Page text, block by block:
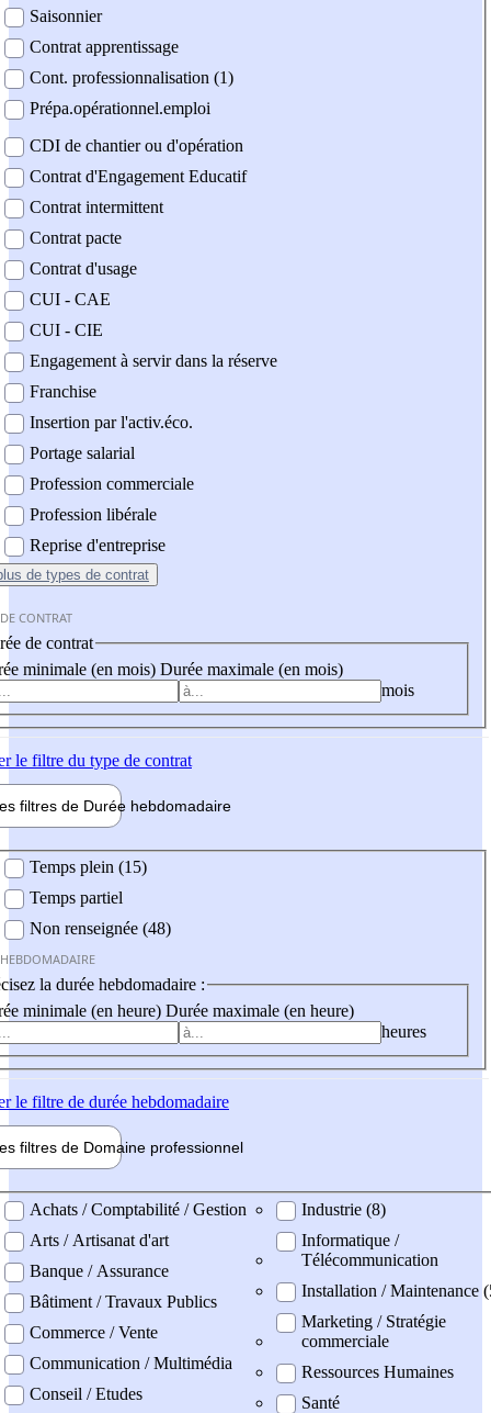
Saisonnier
Contrat apprentissage
Cont. professionnalisation (1)
Prépa.opérationnel.emploi
CDI de chantier ou d'opération
Contrat d'Engagement Educatif
Contrat intermittent
Contrat pacte
Contrat d'usage
CUI - CAE
CUI - CIE
Engagement à servir dans la réserve
Franchise
Insertion par l'activ.éco.
Portage salarial
Profession commerciale
Profession libérale
Reprise d'entreprise
de types de contrat
CONTRAT
de contrat
minimale (en mois) Durée maximale (en mois)
mois
le filtre du type de contrat
filtres de Durée hebdomadaire
Temps plein (15)
Temps partiel
Non renseignée (48)
la durée hebdomadaire :
minimale (en heure) Durée maximale (en heure)
heures
le filtre de durée hebdomadaire
filtres de Domaine professionnel
professionel
Achats / Comptabilité / Gestion
Arts / Artisanat d'art
Banque / Assurance
Bâtiment / Travaux Publics
Commerce / Vente
Communication / Multimédia
Conseil / Etudes
Industrie (8)
Informatique /
Télécommunication
Installation / Maintenance
Marketing / Stratégie
commerciale
Ressources Humaines
Santé